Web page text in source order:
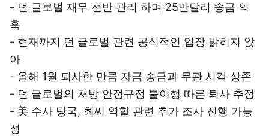
- 던 글로벌 재무 전반 관리 하며 25만달러 송금 의
혹
- 현재까지 던 글로벌 관련 공식적인 입장 밝히지 않
아
- 올해 1월 퇴사한 만큼 자금 송금과 무관 시각 상존
- 던 글로벌의 처방 안정규정 불이행 따른 퇴사 추정
- 美 수사 당국, 최씨 역할 관련 추가 조사 진행 가능
성